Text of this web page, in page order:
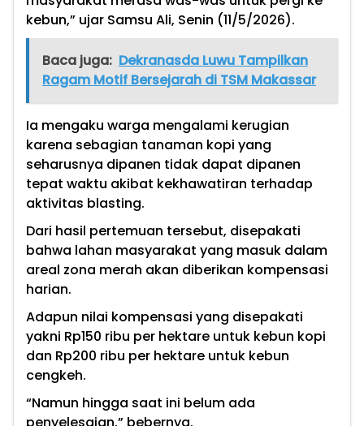
kebun,” ujar Samsu Ali, Senin (11/5/2026).
Baca juga: Dekranasda Luwu Tampilkan
Ragam Motif Bersejarah di TSM Makassar
Ia mengaku warga mengalami kerugian
karena sebagian tanaman kopi yang
seharusnya dipanen tidak dapat dipanen
tepat waktu akibat kekhawatiran terhadap
aktivitas blasting.
Dari hasil pertemuan tersebut, disepakati
bahwa lahan masyarakat yang masuk dalam
areal zona merah akan diberikan kompensasi
harian.
Adapun nilai kompensasi yang disepakati
yakni Rp150 ribu per hektare untuk kebun kopi
dan Rp200 ribu per hektare untuk kebun
cengkeh.
“Namun hingga saat ini belum ada